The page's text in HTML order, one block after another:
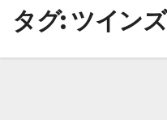
タグ:ツインズ